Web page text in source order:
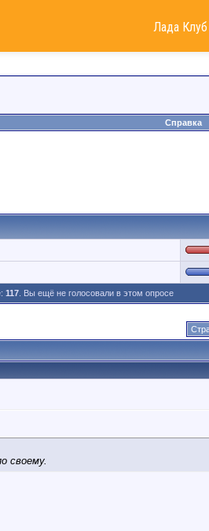
Лада Клуб
Справка
117 . Вы ещё не голосовали в этом опросе
своему.